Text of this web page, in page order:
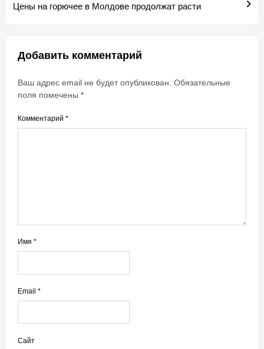
Цены на горючее в Молдове продолжат расти
Добавить комментарий
Ваш адрес email не будет опубликован. Обязательные
поля помечены *
Комментарий *
Имя *
Email *
Сайт